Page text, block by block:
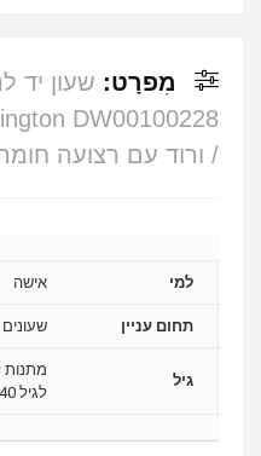
מִפרָט:
/ ורוד עם רצועה
למי אישה
תחום עניין שעונים
גיל
לגיל 40, מתנות לגיל 50